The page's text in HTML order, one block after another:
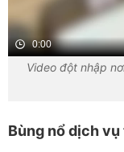
0:00
Video đột nhập
Bùng nổ dịch